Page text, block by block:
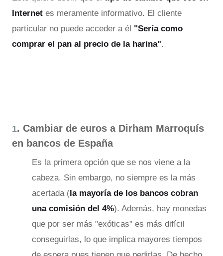
Internet es meramente informativo. El cliente
particular no puede acceder a él "Sería como
comprar el pan al precio de la harina".
1. Cambiar de euros a Dirham Marroquís
en bancos de España
Es la primera opción que se nos viene a la
cabeza. Sin embargo, no siempre es la más
acertada ( la mayoría de los bancos cobran
una comisión del 4%). Además, hay monedas
que por ser más "exóticas" es más difícil
conseguirlas, lo que implica mayores tiempos